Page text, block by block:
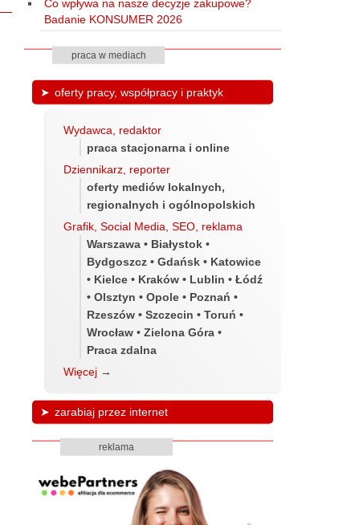
Co wpływa na nasze decyzje zakupowe?
Badanie KONSUMER 2026
praca w mediach
oferty pracy, współpracy i praktyk
Wydawca, redaktor
praca stacjonarna i online
Dziennikarz, reporter
oferty mediów lokalnych,
regionalnych i ogólnopolskich
Grafik, Social Media, SEO, reklama
Warszawa • Białystok •
Bydgoszcz • Gdańsk • Katowice
• Kielce • Kraków • Lublin • Łódź
• Olsztyn • Opole • Poznań •
Rzeszów • Szczecin • Toruń •
Wrocław • Zielona Góra •
Praca zdalna
Więcej →
zarabiaj przez internet
reklama